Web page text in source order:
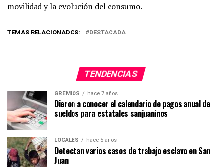
movilidad y la evolución del consumo.
TEMAS RELACIONADOS: DESTACADA
TENDENCIAS
GREMIOS hace 7 años
Dieron a conocer el calendario de pagos anual de
sueldos para estatales sanjuaninos
LOCALES hace 5 años
Detectan varios casos de trabajo esclavo en San
Juan